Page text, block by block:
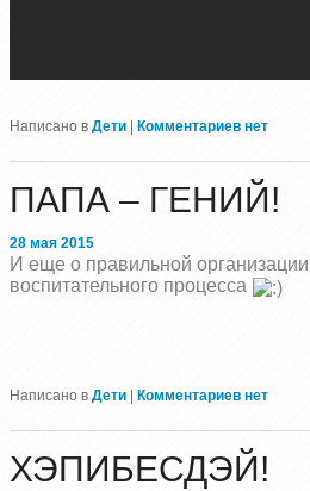
Написано в Дети Комментариев нет
ПАПА – ГЕНИЙ!
28 мая 2015
И еще о правильной
воспитательного процесса
Написано в Дети Комментариев нет
ХЭПИБЕСДЭЙ!